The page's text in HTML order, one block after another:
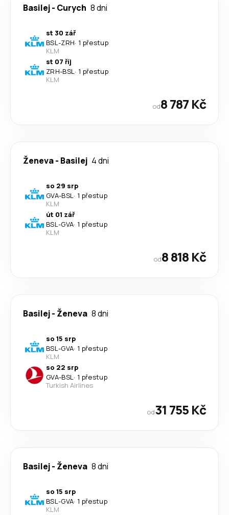
Basilej- Curych 8 dni
st 30 zář
BSL-ZRH· 1 přestup
KLM
st 07 říj
ZRH-BSL· 1 přestup
KLM
od8 787 Kč
Ženeva- Basilej 4 dni
so 29 srp
GVA-BSL· 1 přestup
KLM
út 01 zář
BSL-GVA· 1 přestup
KLM
od8 818 Kč
Basilej- Ženeva 8 dni
so 15 srp
BSL-GVA· 1 přestup
KLM
so 22 srp
GVA-BSL· 1 přestup
Turkish Airlines
od31 755 Kč
Basilej- Ženeva 8 dni
so 15 srp
BSL-GVA· 1 přestup
KLM